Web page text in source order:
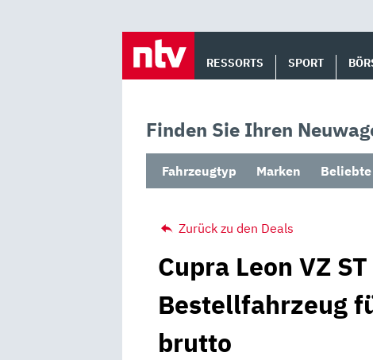
RESSORTS SPORT
Finden Sie Ihren
Fahrzeugtyp Marken
Zurück zu den Deals
Cupra Leon VZ
Bestellfahrzeug
brutto